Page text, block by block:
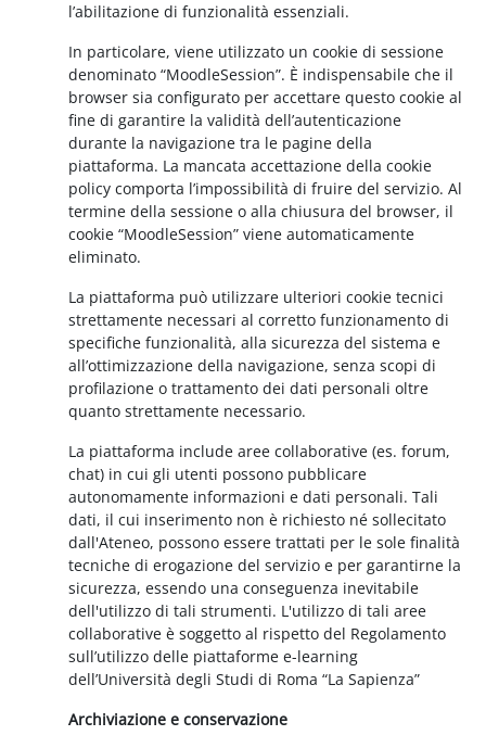
l’abilitazione di funzionalità essenziali.
In particolare, viene utilizzato un cookie di sessione
denominato “MoodleSession”. È indispensabile che il
browser sia configurato per accettare questo cookie al
fine di garantire la validità dell’autenticazione
durante la navigazione tra le pagine della
piattaforma. La mancata accettazione della cookie
policy comporta l’impossibilità di fruire del servizio. Al
termine della sessione o alla chiusura del browser, il
cookie “MoodleSession” viene automaticamente
eliminato.
La piattaforma può utilizzare ulteriori cookie tecnici
strettamente necessari al corretto funzionamento di
specifiche funzionalità, alla sicurezza del sistema e
all’ottimizzazione della navigazione, senza scopi di
profilazione o trattamento dei dati personali oltre
quanto strettamente necessario.
La piattaforma include aree collaborative (es. forum,
chat) in cui gli utenti possono pubblicare
autonomamente informazioni e dati personali. Tali
dati, il cui inserimento non è richiesto né sollecitato
dall'Ateneo, possono essere trattati per le sole finalità
tecniche di erogazione del servizio e per garantirne la
sicurezza, essendo una conseguenza inevitabile
dell'utilizzo di tali strumenti. L'utilizzo di tali aree
collaborative è soggetto al rispetto del Regolamento
sull’utilizzo delle piattaforme e-learning
dell’Università degli Studi di Roma “La Sapienza”
Archiviazione e conservazione